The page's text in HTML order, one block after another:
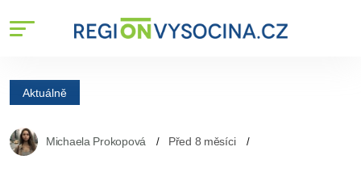
Aktuálně
Michaela Prokopová Před 8 měsíci